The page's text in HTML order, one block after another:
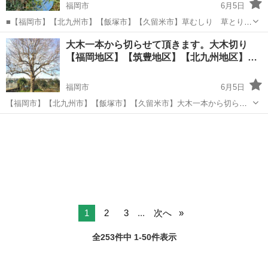
福岡市
6月5日
■【福岡市】【北九州市】【飯塚市】【久留米市】草むしり 草とり
草ぬき 一軒家 一般住宅 一戸建て 敷地のご依頼はfukuoka.green
へお任せ下さい。 ➿️0120333079
福岡 福岡市 草刈り 草むしり
大木一本から切らせて頂きます。大木切り
【福岡地区】【筑豊地区】【北九州地区】
福岡市
6月5日
【福岡市】【北九州市】【飯塚市】【久留米市】大木一本から切らせ
て頂きます。 一軒家 一般住宅 一戸建て 敷地のご依頼は
1 2 3 ... 次へ
全253件中 1-50件表示